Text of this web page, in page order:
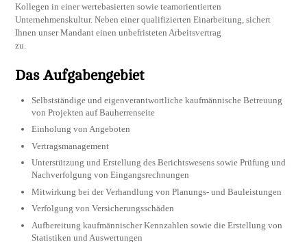
Kollegen in einer wertebasierten sowie teamorientierten
Unternehmenskultur. Neben einer qualifizierten Einarbeitung, sichert
Ihnen unser Mandant einen unbefristeten Arbeitsvertrag
zu.
Das Aufgabengebiet
Selbstständige und eigenverantwortliche kaufmännische Betreuung
von Projekten auf Bauherrenseite
Einholung von Angeboten
Vertragsmanagement
Unterstützung und Erstellung des Berichtswesens sowie Prüfung und
Nachverfolgung von Eingangsrechnungen
Mitwirkung bei der Verhandlung von Planungs- und Bauleistungen
Verfolgung von Versicherungsschäden
Aufbereitung kaufmännischer Kennzahlen sowie die Erstellung von
Statistiken und Auswertungen